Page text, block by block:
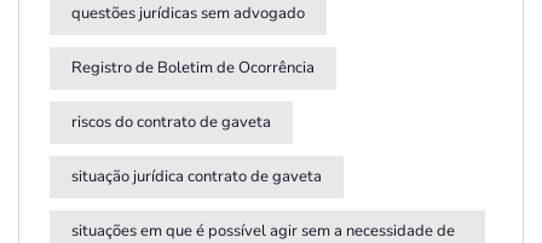
questões jurídicas sem advogado
Registro de Boletim de Ocorrência
riscos do contrato de gaveta
situação jurídica contrato de gaveta
situações em que é possível agir sem a necessidade de